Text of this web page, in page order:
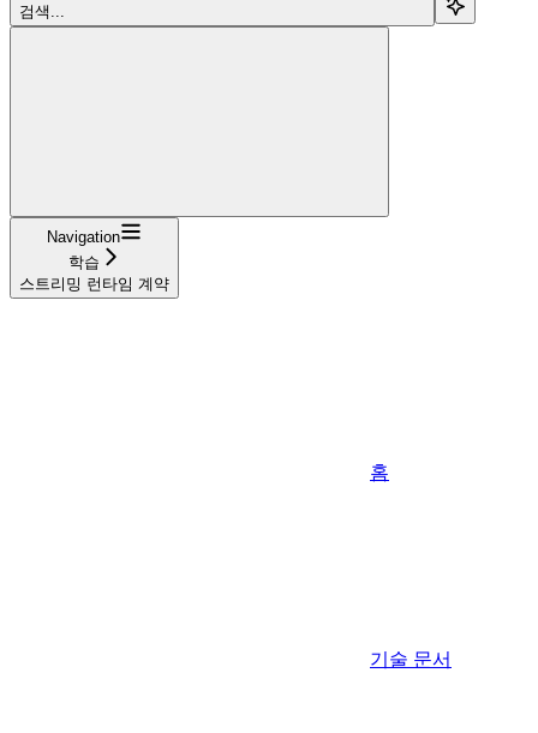
검색...
Navigation
학습
스트리밍 런타임 계약
홈
기술 문서